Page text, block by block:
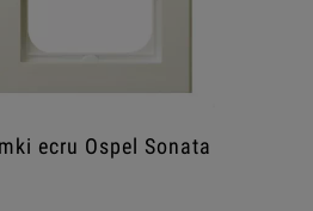
ecru Ospel Sonata